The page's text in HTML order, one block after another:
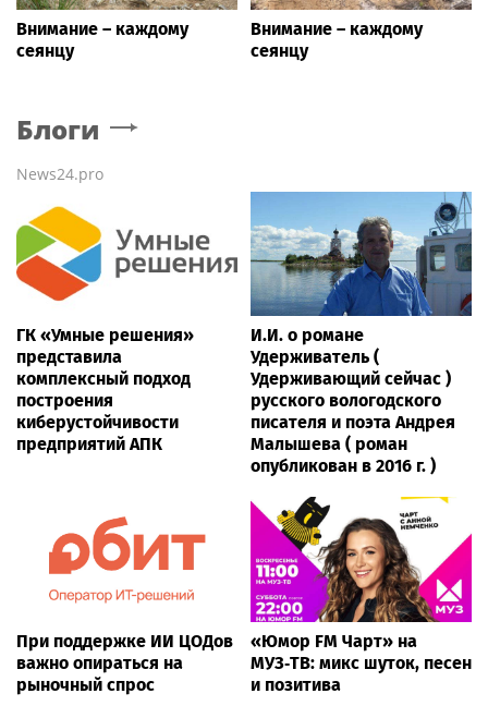
Внимание – каждому
сеянцу
Внимание – каждому
сеянцу
Блоги
News24.pro
ГК «Умные решения»
представила
комплексный подход
построения
киберустойчивости
предприятий АПК
И.И. о романе
Удерживатель (
Удерживающий сейчас )
русского вологодского
писателя и поэта Андрея
Малышева ( роман
опубликован в 2016 г. )
При поддержке ИИ ЦОДов
важно опираться на
рыночный спрос
«Юмор FM Чарт» на
МУЗ‑ТВ: микс шуток, песен
и позитива